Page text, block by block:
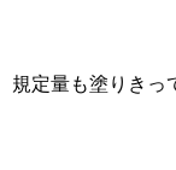
規定量も塗りきっ